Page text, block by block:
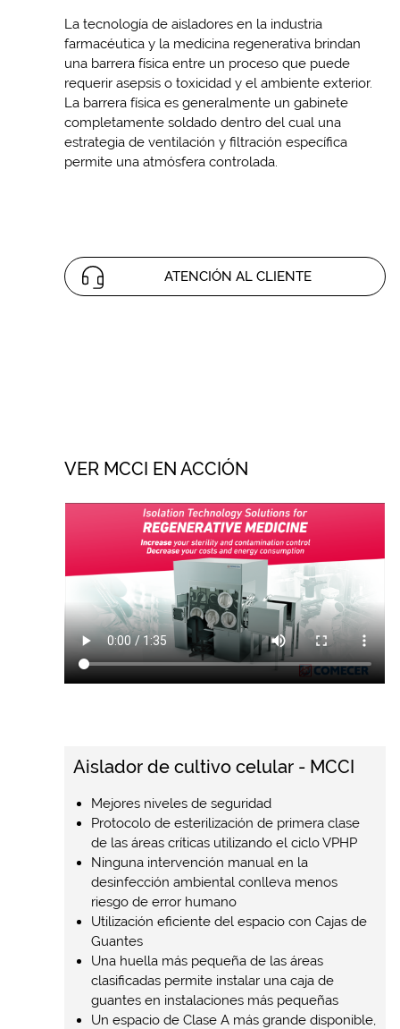
La tecnología de aisladores en la industria
farmacéutica y la medicina regenerativa brindan
una barrera física entre un proceso que puede
requerir asepsis o toxicidad y el ambiente exterior.
La barrera física es generalmente un gabinete
completamente soldado dentro del cual una
estrategia de ventilación y filtración específica
permite una atmósfera controlada.
ATENCIÓN AL CLIENTE
VER MCCI EN ACCIÓN
Aislador de cultivo celular - MCCI
Mejores niveles de seguridad
Protocolo de esterilización de primera clase
de las áreas críticas utilizando el ciclo VPHP
Ninguna intervención manual en la
desinfección ambiental conlleva menos
riesgo de error humano
Utilización eficiente del espacio con Cajas de
Guantes
Una huella más pequeña de las áreas
clasificadas permite instalar una caja de
guantes en instalaciones más pequeñas
Un espacio de Clase A más grande disponible,